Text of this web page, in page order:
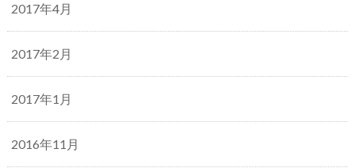
2017年4月
2017年2月
2017年1月
2016年11月